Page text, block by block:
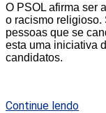
O PSOL afirma ser
o racismo religioso.
pessoas que se
esta uma iniciativa
candidatos.
Continue lendo